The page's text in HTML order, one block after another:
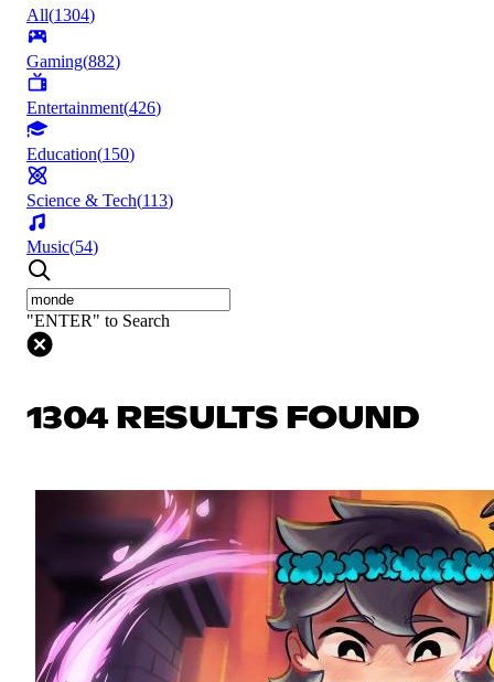
All(1304)
Gaming(882)
Entertainment(426)
Education(150)
Science & Tech(113)
Music(54)
"ENTER" to Search
1304 RESULTS FOUND